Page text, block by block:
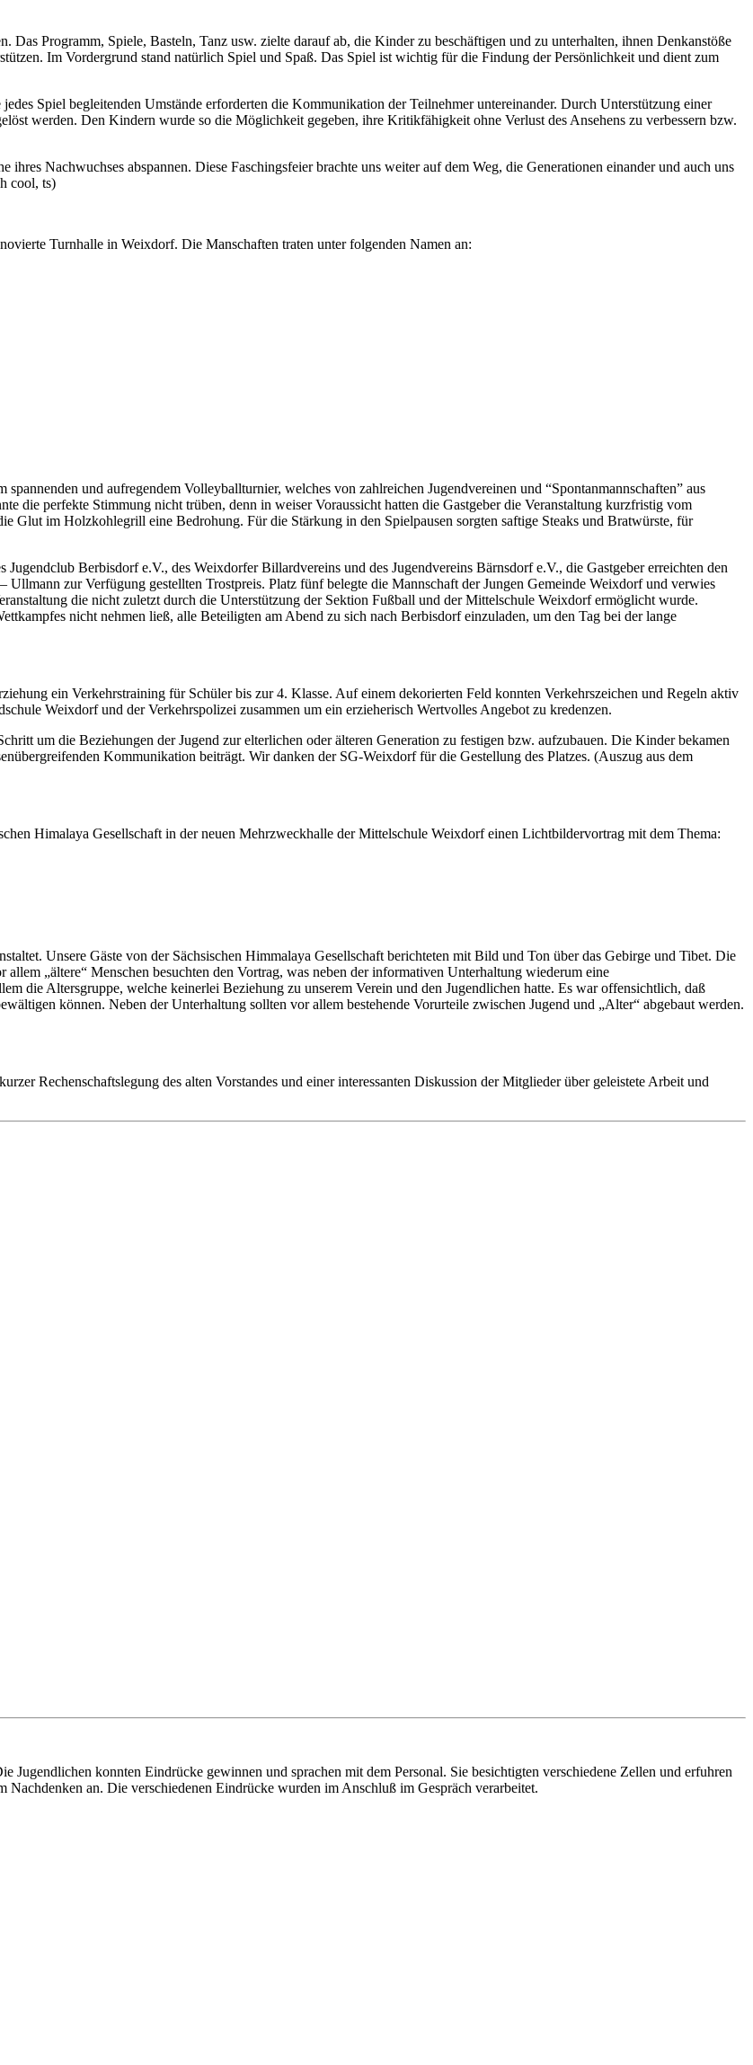
Programm, Spiele, Basteln, Tanz usw. zielte darauf ab, die Kinder zu beschäftigen und zu unterhalten, ihnen Denkanstöße
Im Vordergrund stand natürlich Spiel und Spaß. Das Spiel ist wichtig für die Findung der Persönlichkeit und dient zum
Spiel begleitenden Umstände erforderten die Kommunikation der Teilnehmer untereinander. Durch Unterstützung einer
werden. Den Kindern wurde so die Möglichkeit gegeben, ihre Kritikfähigkeit ohne Verlust des Ansehens zu verbessern bzw.
Nachwuchses abspannen. Diese Faschingsfeier brachte uns weiter auf dem Weg, die Generationen einander und auch uns
cool, ts)
Turnhalle in Weixdorf. Die Manschaften traten unter folgenden Namen an:
und aufregendem Volleyballturnier, welches von zahlreichen Jugendvereinen und “Spontanmannschaften” aus
die perfekte Stimmung nicht trüben, denn in weiser Voraussicht hatten die Gastgeber die Veranstaltung kurzfristig vom
Glut im Holzkohlegrill eine Bedrohung. Für die Stärkung in den Spielpausen sorgten saftige Steaks und Bratwürste, für
Berbisdorf e.V., des Weixdorfer Billardvereins und des Jugendvereins Bärnsdorf e.V., die Gastgeber erreichten den
zur Verfügung gestellten Trostpreis. Platz fünf belegte die Mannschaft der Jungen Gemeinde Weixdorf und verwies
die nicht zuletzt durch die Unterstützung der Sektion Fußball und der Mittelschule Weixdorf ermöglicht wurde.
nicht nehmen ließ, alle Beteiligten am Abend zu sich nach Berbisdorf einzuladen, um den Tag bei der lange
ein Verkehrstraining für Schüler bis zur 4. Klasse. Auf einem dekorierten Feld konnten Verkehrszeichen und Regeln aktiv
Weixdorf und der Verkehrspolizei zusammen um ein erzieherisch Wertvolles Angebot zu kredenzen.
um die Beziehungen der Jugend zur elterlichen oder älteren Generation zu festigen bzw. aufzubauen. Die Kinder bekamen
Kommunikation beiträgt. Wir danken der SG-Weixdorf für die Gestellung des Platzes. (Auszug aus dem
Himalaya Gesellschaft in der neuen Mehrzweckhalle der Mittelschule Weixdorf einen Lichtbildervortrag mit dem Thema:
Unsere Gäste von der Sächsischen Himmalaya Gesellschaft berichteten mit Bild und Ton über das Gebirge und Tibet. Die
„ältere“ Menschen besuchten den Vortrag, was neben der informativen Unterhaltung wiederum eine
die Altersgruppe, welche keinerlei Beziehung zu unserem Verein und den Jugendlichen hatte. Es war offensichtlich, daß
können. Neben der Unterhaltung sollten vor allem bestehende Vorurteile zwischen Jugend und „Alter“ abgebaut werden.
Rechenschaftslegung des alten Vorstandes und einer interessanten Diskussion der Mitglieder über geleistete Arbeit und
konnten Eindrücke gewinnen und sprachen mit dem Personal. Sie besichtigten verschiedene Zellen und erfuhren
an. Die verschiedenen Eindrücke wurden im Anschluß im Gespräch verarbeitet.